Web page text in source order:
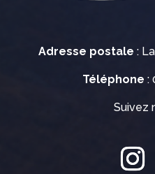
Adresse postale :
Téléphone :
Suivez